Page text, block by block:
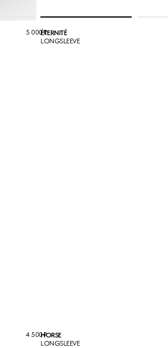
5 000₽
ÉTERNITÉ
LONGSLEEVE
4 500₽
HORSE
LONGSLEEVE